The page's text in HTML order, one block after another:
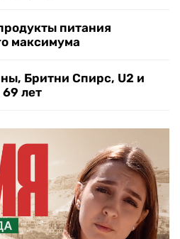
питания
максимума
Бритни Спирс, U2 и
лет